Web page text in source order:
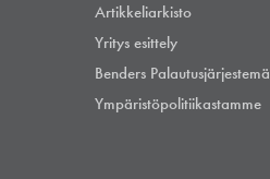
Artikkeliarkisto
Yritys esittely
Benders Palautusjärjestemä
Ympäristöpolitiikastamme